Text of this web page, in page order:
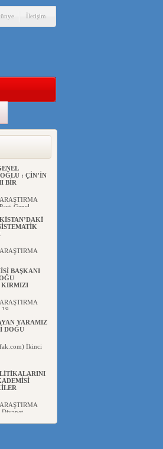
İletişim
: ÇİN’İN
BİR
Genel
BAŞKANI
KIRMIZI
YARAMIZ
DOĞU
İkinci
KATLİAMI